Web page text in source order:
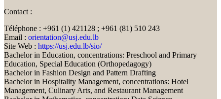
Contact :
Téléphone : +961 (1) 421128 ; +961 (81) 510 243
Email : orientation@usj.edu.lb
Site Web : https://usj.edu.lb/sio/
Bachelor in Education, concentrations: Preschool and Primary
Education, Special Education (Orthopedagogy)
Bachelor in Fashion Design and Pattern Drafting
Bachelor in Hospitality Management, concentrations: Hotel
Management, Culinary Arts, and Restaurant Management